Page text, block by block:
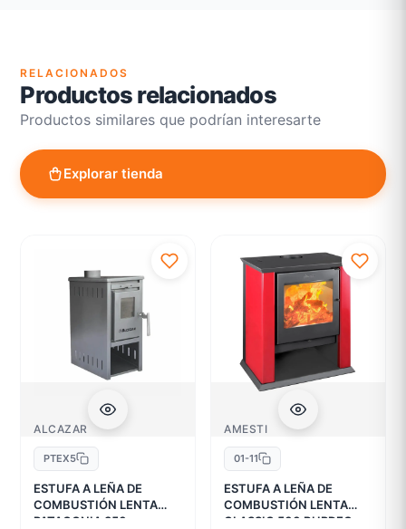
RELACIONADOS
Productos relacionados
Productos similares que podrían interesarte
Explorar tienda
ALCAZAR
PTEX5
ESTUFA A LEÑA DE
COMBUSTIÓN LENTA
PATAGONIA 350
AMESTI
01-11
ESTUFA A LEÑA DE
COMBUSTIÓN LENTA
CLASSIC 500 BURDEO